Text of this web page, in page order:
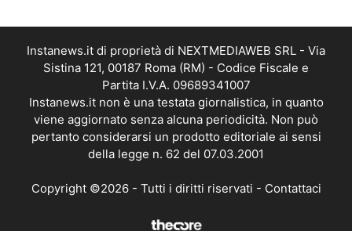
Instanews.it di proprietà di NEXTMEDIAWEB SRL - Via
Sistina 121, 00187 Roma (RM) - Codice Fiscale e
Partita I.V.A. 09689341007
Instanews.it non è una testata giornalistica, in quanto
viene aggiornato senza alcuna periodicità. Non può
pertanto considerarsi un prodotto editoriale ai sensi
della legge n. 62 del 07.03.2001
Copyright ©2026 - Tutti i diritti riservati - Contattaci